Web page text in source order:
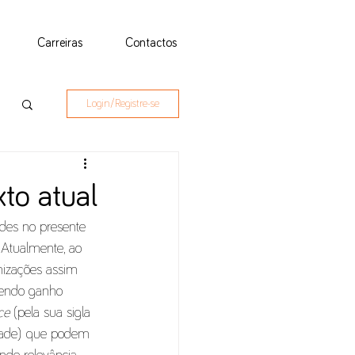
Carreiras Contactos
Login/Registre-se
atual
no presente
ao
assim
ganho
(pela sua sigla
que podem